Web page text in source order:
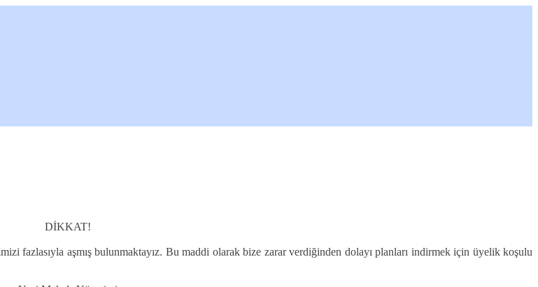
DİKKAT!
fazlasıyla aşmış bulunmaktayız. Bu maddi olarak bize zarar verdiğinden dolayı planları indirmek için üyelik koşulu